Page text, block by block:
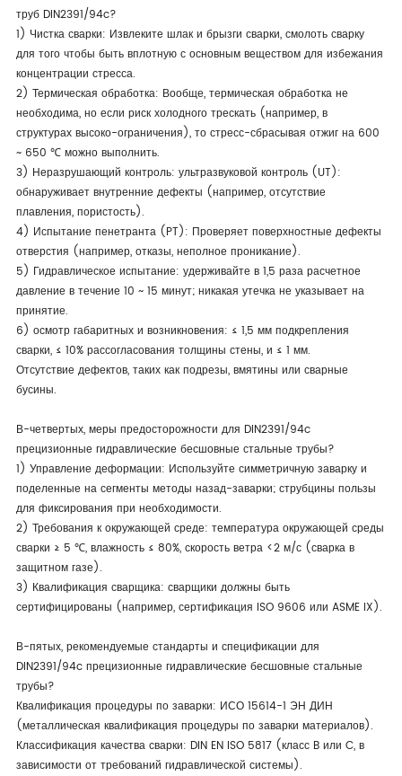
труб DIN2391/94c?
1) Чистка сварки: Извлеките шлак и брызги сварки, смолоть сварку
для того чтобы быть вплотную с основным веществом для избежания
концентрации стресса.
2) Термическая обработка: Вообще, термическая обработка не
необходима, но если риск холодного трескать (например, в
структурах высоко-ограничения), то стресс-сбрасывая отжиг на 600
~ 650 ℃ можно выполнить.
3) Неразрушающий контроль: ультразвуковой контроль (UT):
обнаруживает внутренние дефекты (например, отсутствие
плавления, пористость).
4) Испытание пенетранта (PT): Проверяет поверхностные дефекты
отверстия (например, отказы, неполное проникание).
5) Гидравлическое испытание: удерживайте в 1,5 раза расчетное
давление в течение 10 ~ 15 минут; никакая утечка не указывает на
принятие.
6) осмотр габаритных и возникновения: ≤ 1,5 мм подкрепления
сварки, ≤ 10% рассогласования толщины стены, и ≤ 1 мм.
Отсутствие дефектов, таких как подрезы, вмятины или сварные
бусины.
В-четвертых, меры предосторожности для DIN2391/94c
прецизионные гидравлические бесшовные стальные трубы?
1) Управление деформации: Используйте симметричную заварку и
поделенные на сегменты методы назад-заварки; струбцины пользы
для фиксирования при необходимости.
2) Требования к окружающей среде: температура окружающей среды
сварки ≥ 5 ℃, влажность ≤ 80%, скорость ветра <2 м/с (сварка в
защитном газе).
3) Квалификация сварщика: сварщики должны быть
сертифицированы (например, сертификация ISO 9606 или ASME IX).
В-пятых, рекомендуемые стандарты и спецификации для
DIN2391/94c прецизионные гидравлические бесшовные стальные
трубы?
Квалификация процедуры по заварки: ИСО 15614-1 ЭН ДИН
(металлическая квалификация процедуры по заварки материалов).
Классификация качества сварки: DIN EN ISO 5817 (класс B или C, в
зависимости от требований гидравлической системы).